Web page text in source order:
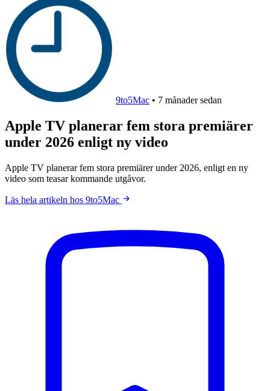
9to5Mac • 7 månader sedan
Apple TV planerar fem stora premiärer
under 2026 enligt ny video
Apple TV planerar fem stora premiärer under 2026, enligt en ny
video som teasar kommande utgåvor.
Läs hela artikeln hos 9to5Mac